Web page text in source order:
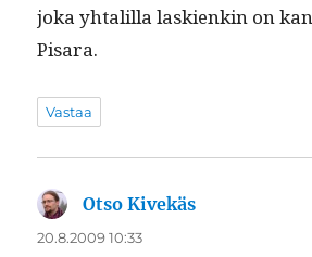
joka yhtalil­la lask­ienkin on
Pisara.
Vastaa
Otso Kivekäs
20.8.2009 10:33